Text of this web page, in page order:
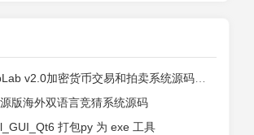
加密货币交易和拍卖系统源码，前台新增中文后台全部汉化
源版海外双语言竞猜系统源码
打包py 为 exe 工具